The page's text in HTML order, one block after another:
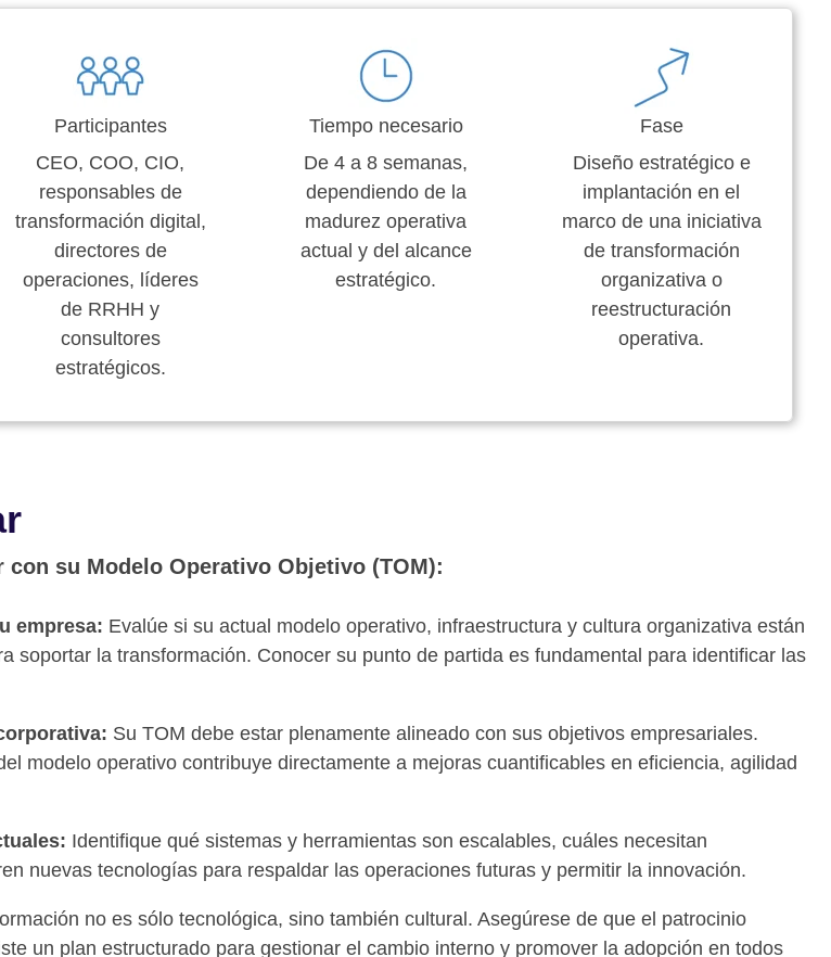
Participantes
CEO, COO, CIO,
responsables de
transformación digital,
directores de
operaciones, líderes
de RRHH y
consultores
estratégicos.
Tiempo necesario
De 4 a 8 semanas,
dependiendo de la
madurez operativa
actual y del alcance
estratégico.
Fase
Diseño estratégico e
implantación en el
marco de una iniciativa
de transformación
organizativa o
reestructuración
operativa.
con su Modelo Operativo Objetivo (TOM):
empresa: Evalúe si su actual modelo operativo, infraestructura y cultura organizativa están
soportar la transformación. Conocer su punto de partida es fundamental para identificar las
Su TOM debe estar plenamente alineado con sus objetivos empresariales.
modelo operativo contribuye directamente a mejoras cuantificables en eficiencia, agilidad
Identifique qué sistemas y herramientas son escalables, cuáles necesitan
nuevas tecnologías para respaldar las operaciones futuras y permitir la innovación.
no es sólo tecnológica, sino también cultural. Asegúrese de que el patrocinio
un plan estructurado para gestionar el cambio interno y promover la adopción en todos